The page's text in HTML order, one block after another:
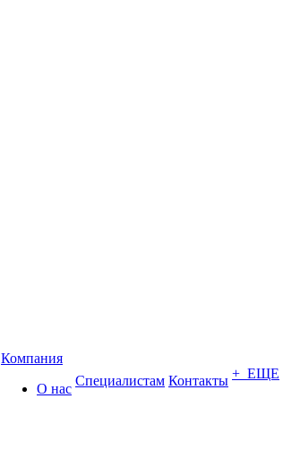
Компания
О нас
Специалистам Контакты + ЕЩЕ